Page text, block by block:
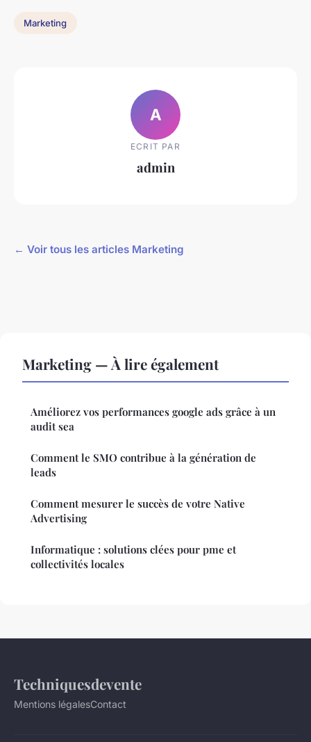
Marketing
A
ECRIT PAR
admin
← Voir tous les articles Marketing
Marketing — À lire également
Améliorez vos performances google ads grâce à un
audit sea
Comment le SMO contribue à la génération de
leads
Comment mesurer le succès de votre Native
Advertising
Informatique : solutions clées pour pme et
collectivités locales
Techniquesdevente
Mentions légalesContact